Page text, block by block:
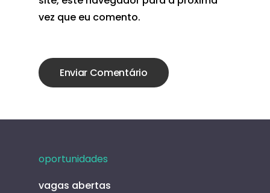
vez que eu comento.
oportunidades
vagas abertas